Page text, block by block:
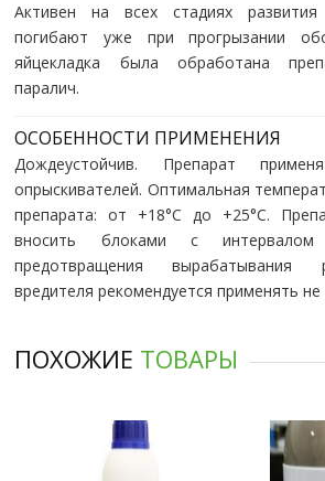
Активен на всех стадиях
погибают уже при прогрызании
яйцекладка была обработана
паралич.
ОСОБЕННОСТИ ПРИМЕНЕНИЯ
Дождеустойчив. Препарат
опрыскивателей. Оптимальная
препарата: от +18°C до +25°С.
вносить блоками с
предотвращения вырабатывания
вредителя рекомендуется применять не
ПОХОЖИЕ ТОВАРЫ